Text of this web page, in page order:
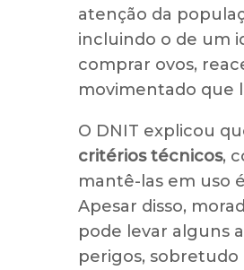
atenção da
incluindo o de um
comprar ovos,
movimentado que
O DNIT explicou
critérios técnicos,
mantê-las em uso
Apesar disso,
pode levar alguns
perigos,